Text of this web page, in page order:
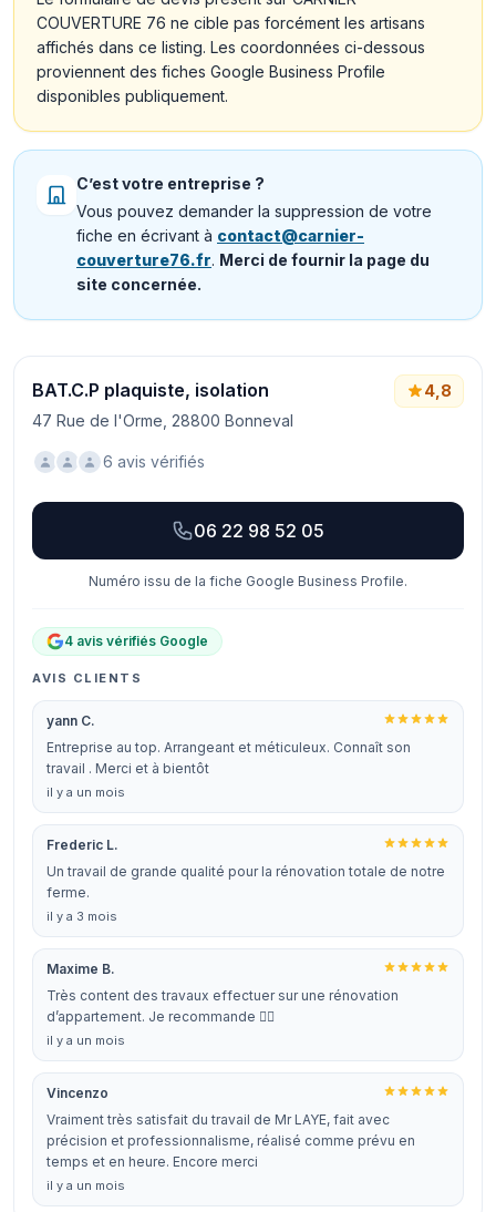
COUVERTURE 76 ne cible pas forcément les artisans
affichés dans ce listing. Les coordonnées ci-dessous
proviennent des fiches Google Business Profile
disponibles publiquement.
C’est votre entreprise ?
Vous pouvez demander la suppression de votre
fiche en écrivant à contact@carnier-
couverture76.fr. Merci de fournir la page du
site concernée.
BAT.C.P plaquiste, isolation
47 Rue de l'Orme, 28800 Bonneval
4,8
6 avis vérifiés
06 22 98 52 05
Numéro issu de la fiche Google Business Profile.
4 avis vérifiés Google
AVIS CLIENTS
yann C.
Entreprise au top. Arrangeant et méticuleux. Connaît son
travail . Merci et à bientôt
il y a un mois
Frederic L.
Un travail de grande qualité pour la rénovation totale de notre
ferme.
il y a 3 mois
Maxime B.
Très content des travaux effectuer sur une rénovation
d’appartement. Je recommande 👍🏻
il y a un mois
Vincenzo
Vraiment très satisfait du travail de Mr LAYE, fait avec
précision et professionnalisme, réalisé comme prévu en
temps et en heure. Encore merci
il y a un mois